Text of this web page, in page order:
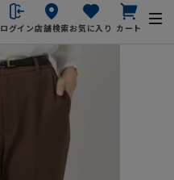
ログイン店舗検索お気に入り カート